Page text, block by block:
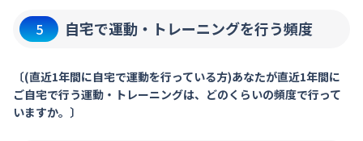
5 自宅で運動・トレーニングを行う頻度
〔(直近1年間に自宅で運動を行っている方)あなたが直近1年間に
ご自宅で行う運動・トレーニングは、どのくらいの頻度で行って
いますか。〕